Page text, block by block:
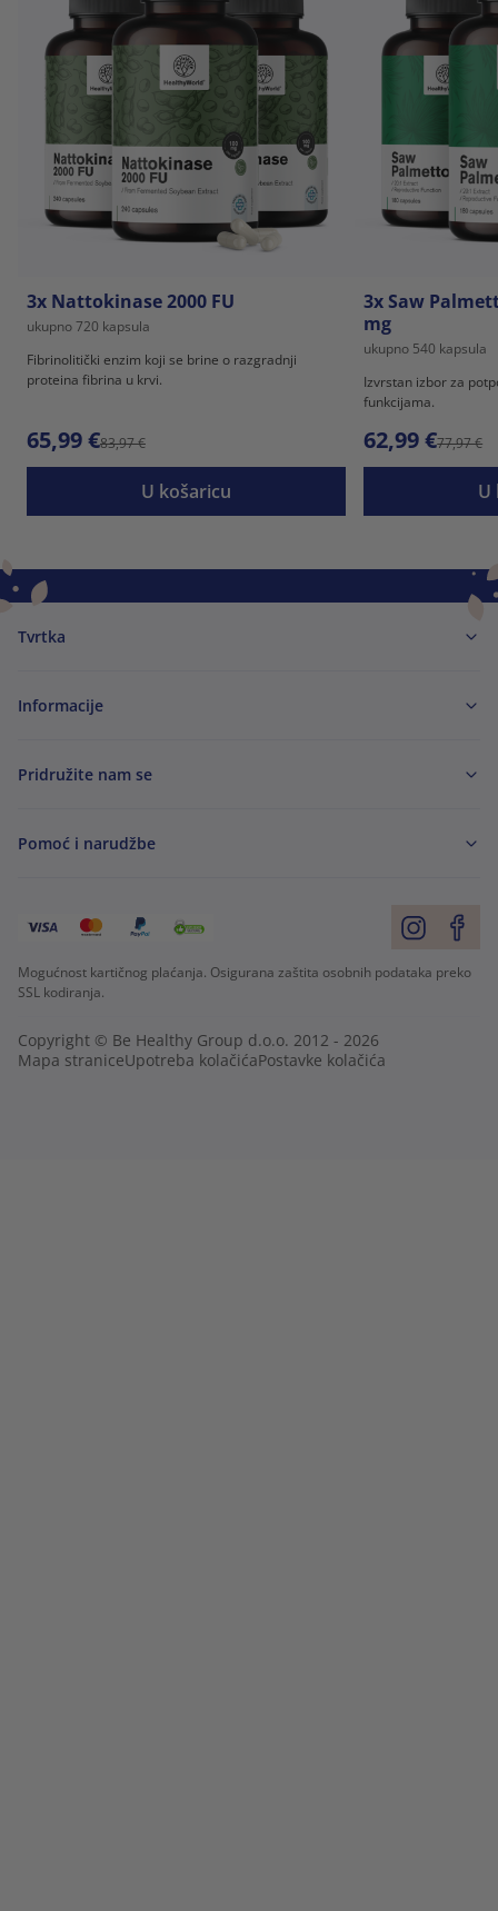
3x Nattokinase 2000 FU
ukupno 720 kapsula
Fibrinolitički enzim koji se brine o razgradnji
proteina fibrina u krvi.
65,99 €83,97 €
U košaricu
3x Saw
mg
ukupno 540 kapsula
Izvrstan izbor za
funkcijama.
62,99 €77,97 €
U
Tvrtka
Informacije
Pridružite nam se
Pomoć i narudžbe
Mogućnost kartičnog plaćanja. Osigurana zaštita osobnih podataka preko
SSL kodiranja.
Copyright © Be Healthy Group d.o.o. 2012 - 2026
Mapa straniceUpotreba kolačićaPostavke kolačića